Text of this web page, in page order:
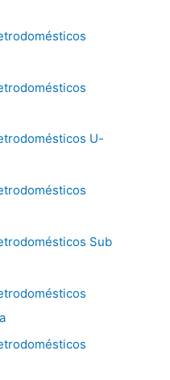
U-
Sub